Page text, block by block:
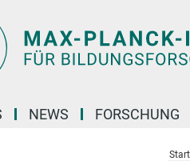
NEWS FORSCHUNG